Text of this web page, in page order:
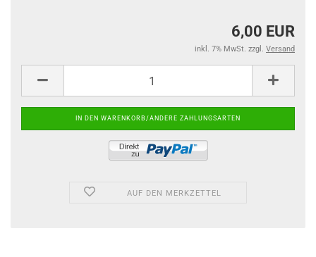
6,00 EUR
inkl. 7% MwSt. zzgl. Versand
AUF DEN MERKZETTEL